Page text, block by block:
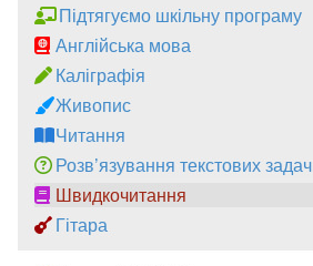
Підтягуємо шкільну програму
Англійська мова
Каліграфія
Живопис
Читання
Розв’язування текстових задач
Швидкочитання
Гітара